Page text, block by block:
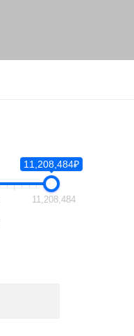
11,208,484₽
11,208,484